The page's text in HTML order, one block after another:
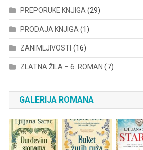
PREPORUKE KNJIGA (29)
PRODAJA KNJIGA (1)
ZANIMLJIVOSTI (16)
ZLATNA ŽILA – 6. ROMAN (7)
GALERIJA ROMANA